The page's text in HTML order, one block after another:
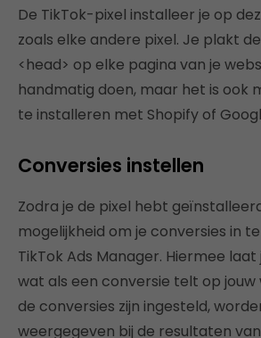
De TikTok-pixel installeer je op
zoals elke andere pixel. Je plakt
<head> op elke pagina van je
handmatig doen, maar het is ook
te installeren met Shopify of
Conversies instellen
Zodra je de pixel hebt
mogelijkheid om je conversies in
TikTok Ads Manager. Hiermee
wat als een conversie telt op jouw
de conversies zijn ingesteld,
weergegeven bij de resultaten